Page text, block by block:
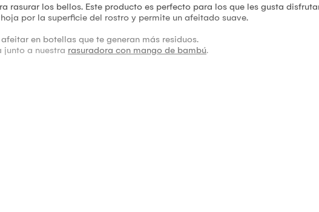
rasurar los bellos. Este producto es perfecto para los que les gusta
por la superficie del rostro y permite un afeitado suave.
en botellas que te generan más residuos.
junto a nuestra rasuradora con mango de bambú.
que salga espuma.